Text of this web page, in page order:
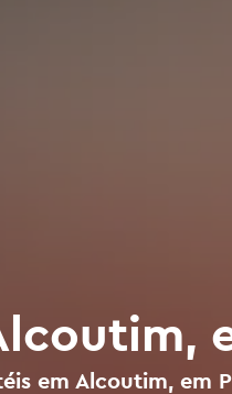
em Alcoutim, em